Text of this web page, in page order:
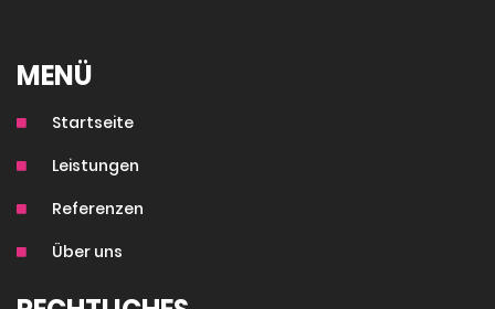
MENÜ
Startseite
Leistungen
Referenzen
Über uns